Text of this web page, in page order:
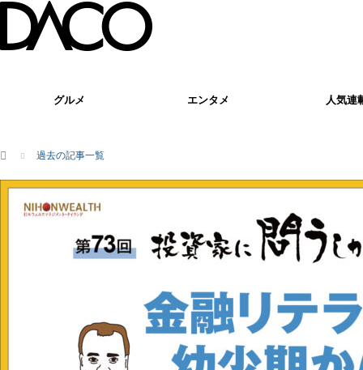
グルメ エンタメ 人気連
ホーム 過去の記事一覧